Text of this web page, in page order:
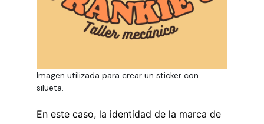
Imagen utilizada para crear un sticker con
silueta.
En este caso, la identidad de la marca de